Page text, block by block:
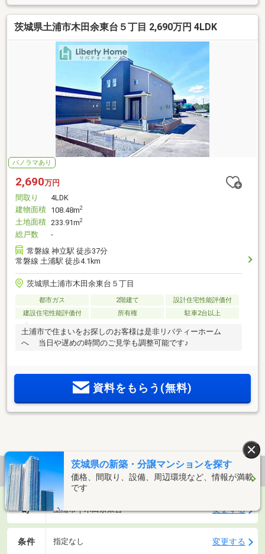
茨城県土浦市木田余東台５丁目 2,690万円 4LDK
パノラマあり
2,690万円
間取り
4LDK
建物面積 108.48m2
土地面積 233.91m2
総戸数
-
常磐線 神立駅 徒歩37分
常磐線 土浦駅 徒歩4.1km
茨城県土浦市木田余東台５丁目
都市ガス 2階建て
設計住宅性能評価付
建設住宅性能評価付
所有権 駐車2台以上
土浦市で住まいをお探しのお客様は是非リバティーホーム
へ 当日や遅めの時間のご見学も調整可能です♪
資料をもらう(無料)
1～20件
町 土浦市｜木田余東台 変更する
条件 指定なし 変更する
茨城県の新築・分譲マンションを探す
価格、間取り、設備、周辺環境など、情報が満載
です